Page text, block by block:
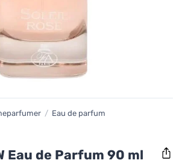
/ Eau de parfum
Eau de Parfum 90 ml